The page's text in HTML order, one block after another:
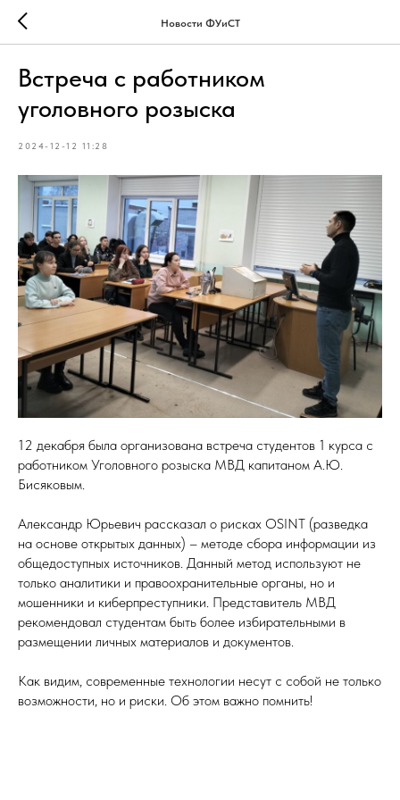
Новости ФУиСТ
Встреча с работником
уголовного розыска
2024-12-12 11:28
12 декабря была организована встреча студентов 1 курса с
работником Уголовного розыска МВД капитаном А.Ю.
Бисяковым.
Александр Юрьевич рассказал о рисках OSINT (разведка
на основе открытых данных) – методе сбора информации из
общедоступных источников. Данный метод используют не
только аналитики и правоохранительные органы, но и
мошенники и киберпреступники. Представитель МВД
рекомендовал студентам быть более избирательными в
размещении личных материалов и документов.
Как видим, современные технологии несут с собой не только
возможности, но и риски. Об этом важно помнить!